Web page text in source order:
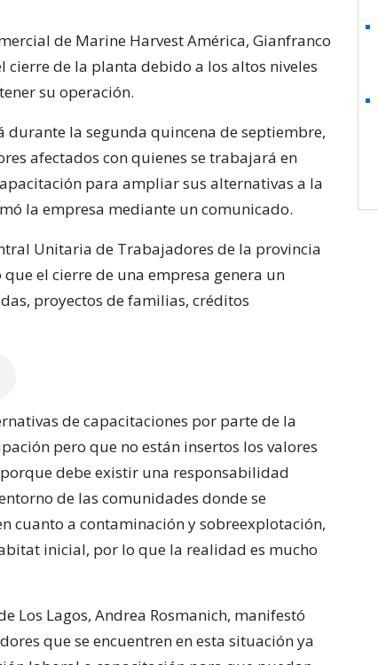
de Marine Harvest América, Gianfranco
de la planta debido a los altos niveles
su operación.
durante la segunda quincena de septiembre,
afectados con quienes se trabajará en
para ampliar sus alternativas a la
la empresa mediante un comunicado.
Unitaria de Trabajadores de la provincia
que el cierre de una empresa genera un
proyectos de familias, créditos
de capacitaciones por parte de la
pero que no están insertos los valores
debe existir una responsabilidad
de las comunidades donde se
cuanto a contaminación y sobreexplotación,
inicial, por lo que la realidad es mucho
Los Lagos, Andrea Rosmanich, manifestó
que se encuentren en esta situación ya